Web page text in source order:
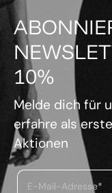
10%
Melde dich für
erfahre als
Aktionen
E-Mail-Adresse*